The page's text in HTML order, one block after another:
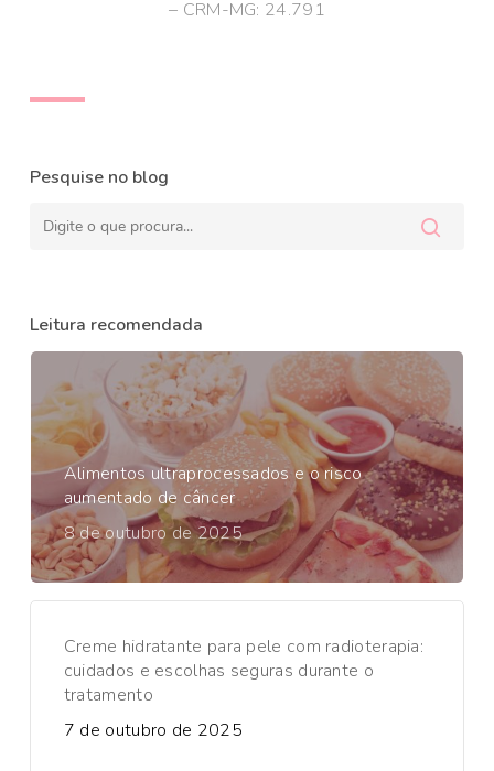
– CRM-MG: 24.791
Pesquise no blog
Leitura recomendada
Alimentos ultraprocessados e o risco
aumentado de câncer
8 de outubro de 2025
Creme hidratante para pele com radioterapia:
cuidados e escolhas seguras durante o
tratamento
7 de outubro de 2025